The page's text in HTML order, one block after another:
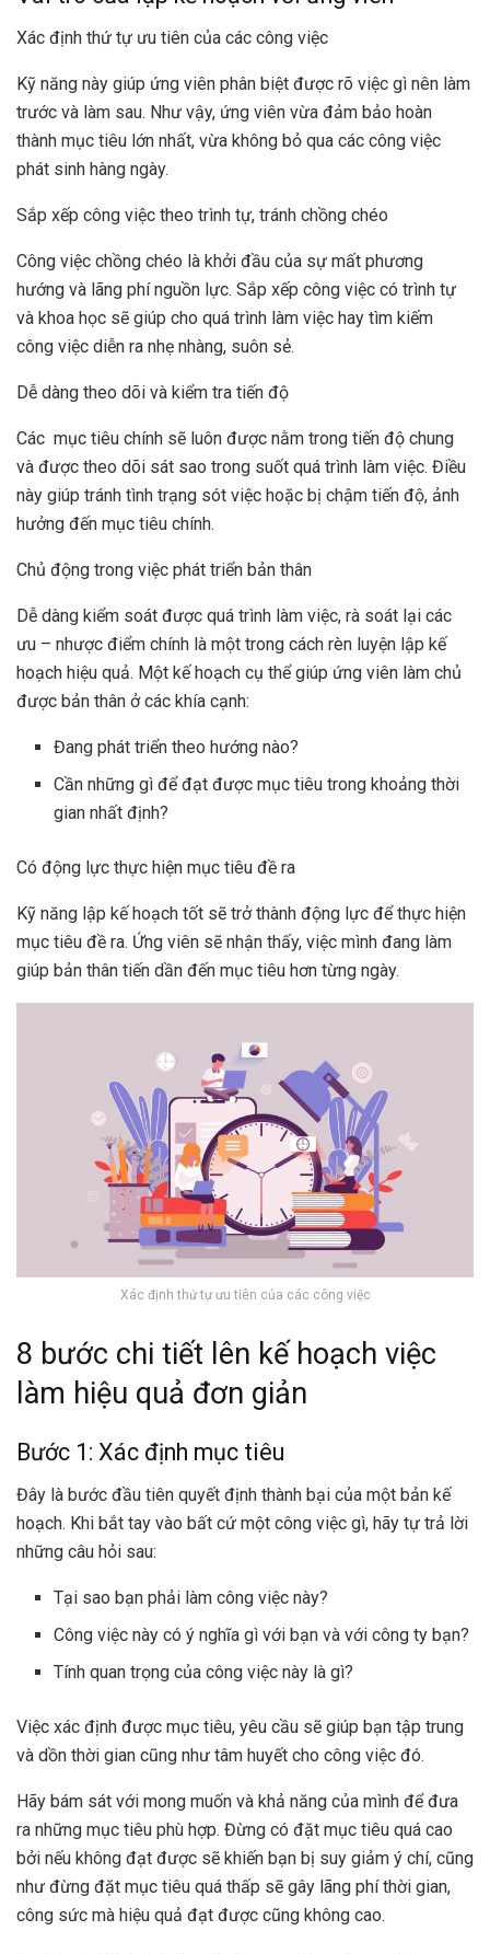
Xác định thứ tự ưu tiên của các công việc
Kỹ năng này giúp ứng viên phân biệt được rõ việc gì nên làm
trước và làm sau. Như vậy, ứng viên vừa đảm bảo hoàn
thành mục tiêu lớn nhất, vừa không bỏ qua các công việc
phát sinh hàng ngày.
Sắp xếp công việc theo trình tự, tránh chồng chéo
Công việc chồng chéo là khởi đầu của sự mất phương
hướng và lãng phí nguồn lực. Sắp xếp công việc có trình tự
và khoa học sẽ giúp cho quá trình làm việc hay tìm kiếm
công việc diễn ra nhẹ nhàng, suôn sẻ.
Dễ dàng theo dõi và kiểm tra tiến độ
Các mục tiêu chính sẽ luôn được nằm trong tiến độ chung
và được theo dõi sát sao trong suốt quá trình làm việc. Điều
này giúp tránh tình trạng sót việc hoặc bị chậm tiến độ, ảnh
hưởng đến mục tiêu chính.
Chủ động trong việc phát triển bản thân
Dễ dàng kiểm soát được quá trình làm việc, rà soát lại các
ưu – nhược điểm chính là một trong cách rèn luyện lập kế
hoạch hiệu quả. Một kế hoạch cụ thể giúp ứng viên làm chủ
được bản thân ở các khía cạnh:
Đang phát triển theo hướng nào?
Cần những gì để đạt được mục tiêu trong khoảng thời
gian nhất định?
Có động lực thực hiện mục tiêu đề ra
Kỹ năng lập kế hoạch tốt sẽ trở thành động lực để thực hiện
mục tiêu đề ra. Ứng viên sẽ nhận thấy, việc mình đang làm
giúp bản thân tiến dần đến mục tiêu hơn từng ngày.
Xác định thứ tự ưu tiên của các công việc
8 bước chi tiết lên kế hoạch việc
làm hiệu quả đơn giản
Bước 1: Xác định mục tiêu
Đây là bước đầu tiên quyết định thành bại của một bản kế
hoạch. Khi bắt tay vào bất cứ một công việc gì, hãy tự trả lời
những câu hỏi sau:
Tại sao bạn phải làm công việc này?
Công việc này có ý nghĩa gì với bạn và với công ty bạn?
Tính quan trọng của công việc này là gì?
Việc xác định được mục tiêu, yêu cầu sẽ giúp bạn tập trung
và dồn thời gian cũng như tâm huyết cho công việc đó.
Hãy bám sát với mong muốn và khả năng của mình để đưa
ra những mục tiêu phù hợp. Đừng có đặt mục tiêu quá cao
bởi nếu không đạt được sẽ khiến bạn bị suy giảm ý chí, cũng
như đừng đặt mục tiêu quá thấp sẽ gây lãng phí thời gian,
công sức mà hiệu quả đạt được cũng không cao.